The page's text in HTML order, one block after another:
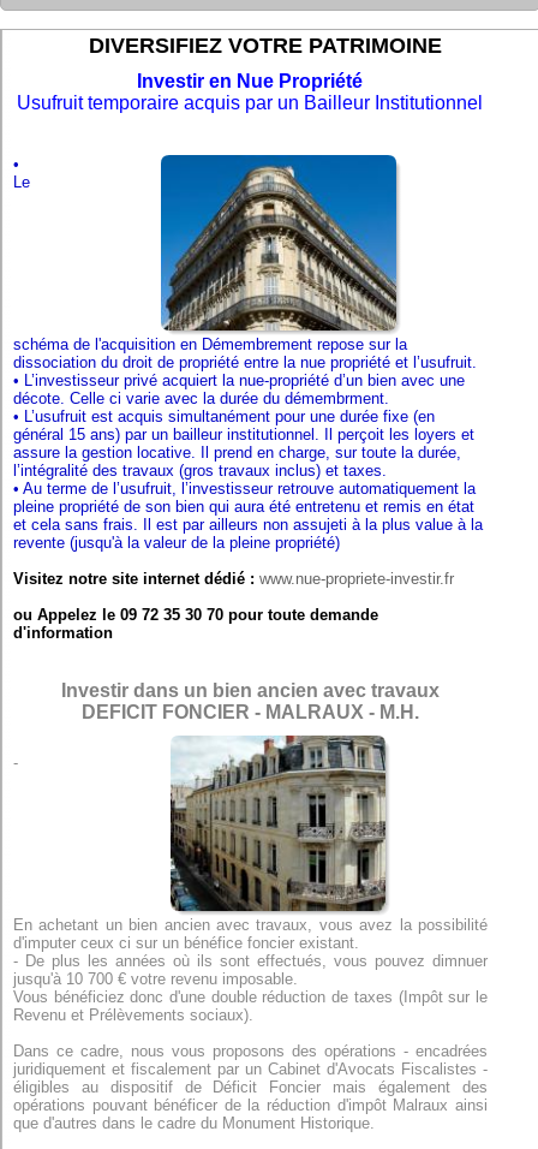
DIVERSIFIEZ VOTRE PATRIMOINE
Investir en Nue Propriété
Usufruit temporaire acquis par un Bailleur Institutionnel
•
Le
schéma de l'acquisition en Démembrement repose sur la
dissociation du droit de propriété entre la nue propriété et l’usufruit.
• L’investisseur privé acquiert la nue-propriété d’un bien avec une
décote. Celle ci varie avec la durée du démembrment.
• L’usufruit est acquis simultanément pour une durée fixe (en
général 15 ans) par un bailleur institutionnel. Il perçoit les loyers et
assure la gestion locative. Il prend en charge, sur toute la durée,
l’intégralité des travaux (gros travaux inclus) et taxes.
• Au terme de l’usufruit, l’investisseur retrouve automatiquement la
pleine propriété de son bien qui aura été entretenu et remis en état
et cela sans frais. Il est par ailleurs non assujeti à la plus value à la
revente (jusqu'à la valeur de la pleine propriété)
Visitez notre site internet dédié : www.nue-propriete-investir.fr
ou Appelez le 09 72 35 30 70 pour toute demande
d'information
Investir dans un bien ancien avec travaux
DEFICIT FONCIER - MALRAUX - M.H.
-
En achetant un bien ancien avec travaux, vous avez la possibilité
d'imputer ceux ci sur un bénéfice foncier existant.
- De plus les années où ils sont effectués, vous pouvez dimnuer
jusqu'à 10 700 € votre revenu imposable.
Vous bénéficiez donc d'une double réduction de taxes (Impôt sur le
Revenu et Prélèvements sociaux).
Dans ce cadre, nous vous proposons des opérations - encadrées
juridiquement et fiscalement par un Cabinet d'Avocats Fiscalistes -
éligibles au dispositif de Déficit Foncier mais également des
opérations pouvant bénéficer de la réduction d'impôt Malraux ainsi
que d'autres dans le cadre du Monument Historique.